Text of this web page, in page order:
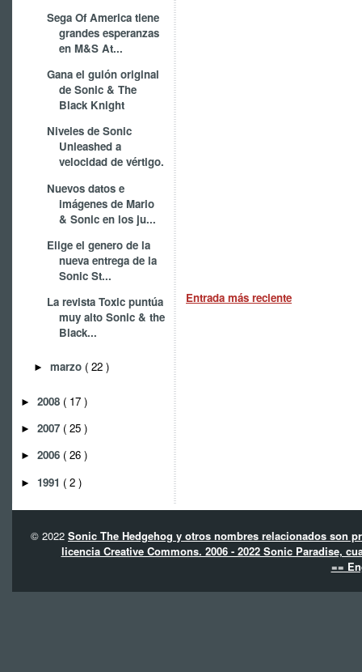
Sega Of America tiene
grandes esperanzas
en M&S At...
Gana el guión original
de Sonic & The
Black Knight
Niveles de Sonic
Unleashed a
velocidad de vértigo.
Nuevos datos e
imágenes de Mario
& Sonic en los ju...
Elige el genero de la
nueva entrega de la
Sonic St...
La revista Toxic puntúa
muy alto Sonic & the
Black...
► marzo ( 22 )
► 2008 ( 17 )
► 2007 ( 25 )
► 2006 ( 26 )
► 1991 ( 2 )
Entrada más reciente
© 2022 Sonic The Hedgehog y otros nombres relacionados son
licencia Creative Commons. 2006 - 2022 Sonic Paradise,
==